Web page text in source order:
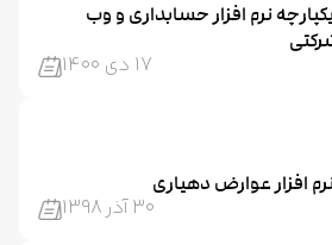
نرم افزار حسابداری و وب
17 دی 1400
افزار عوارض دهیاری
30 آذر 1398